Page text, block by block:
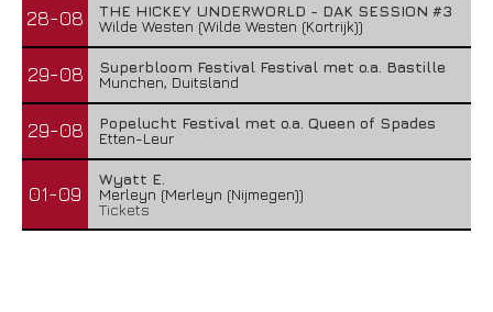
28-08
THE HICKEY UNDERWORLD - DAK SESSION #3
Wilde Westen (Wilde Westen (Kortrijk))
29-08
Superbloom Festival Festival met o.a. Bastille
Munchen, Duitsland
29-08
Popelucht Festival met o.a. Queen of Spades
Etten-Leur
01-09
Wyatt E.
Merleyn (Merleyn (Nijmegen))
Tickets